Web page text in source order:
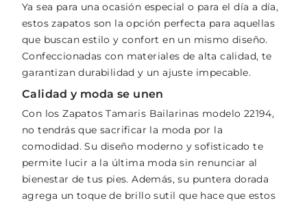
Ya sea para una ocasión especial o para el día a día,
estos zapatos son la opción perfecta para aquellas
que buscan estilo y confort en un mismo diseño.
Confeccionadas con materiales de alta calidad, te
garantizan durabilidad y un ajuste impecable.
Calidad y moda se unen
Con los Zapatos Tamaris Bailarinas modelo 22194,
no tendrás que sacrificar la moda por la
comodidad. Su diseño moderno y sofisticado te
permite lucir a la última moda sin renunciar al
bienestar de tus pies. Además, su puntera dorada
agrega un toque de brillo sutil que hace que estos